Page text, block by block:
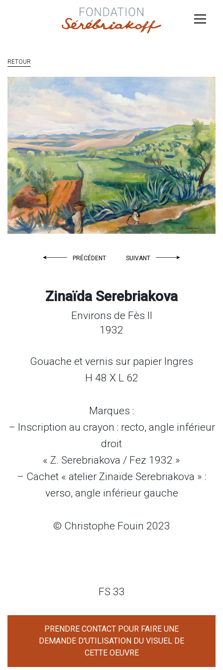
RETOUR
PRÉCÉDENT SUIVANT
Zinaïda Serebriakova
Environs de Fès II
1932
Gouache et vernis sur papier Ingres
H 48 X L 62
Marques :
– Inscription au crayon : recto, angle inférieur
droit
« Z. Serebriakova / Fez 1932 »
– Cachet « atelier Zinaïde Serebriakova » :
verso, angle inférieur gauche
© Christophe Fouin 2023
FS 33
PRENDRE CONTACT POUR FAIRE UNE
DEMANDE D'UTILISATION DU VISUEL DE
CETTE OEUVRE